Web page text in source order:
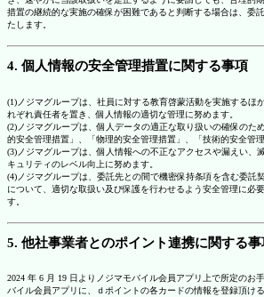
措置の継続的な実施の確保が困難であると判断する場合は、委
たします。
4. 個人情報の安全管理措置に関する事項
(1)ノジマグループは、社員に対する教育啓蒙活動を実施するほ
れぞれ責任者を置き、個人情報の適切な管理に努めます。
(2)ノジマグループは、個人データの適正な取り扱いの確保のた
的安全管理措置」、「物理的安全管理措置」、「技術的安全管
(3)ノジマグループは、個人情報への不正なアクセスや漏えい、
キュリティのレベル向上に努めます。
(4)ノジマグループは、委託先との間で機密保持条項を含む委託
について、適切な取扱い及び保護を行わせるよう安全管理に必
す。
5. 他社事業者とのポイント連携に関する事
2024 年 6 月 19 日よりノジマモバイル会員アプリ上で所定のお
バイル会員アプリに、ｄポイントの各カードの情報を登録頂け